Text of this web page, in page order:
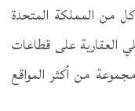
من المملكة المتحدة
العقارية على قطاعات
من أكثر المواقع